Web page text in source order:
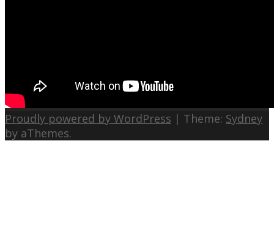
Proudly powered by WordPress | Theme: Sydney
by aThemes.